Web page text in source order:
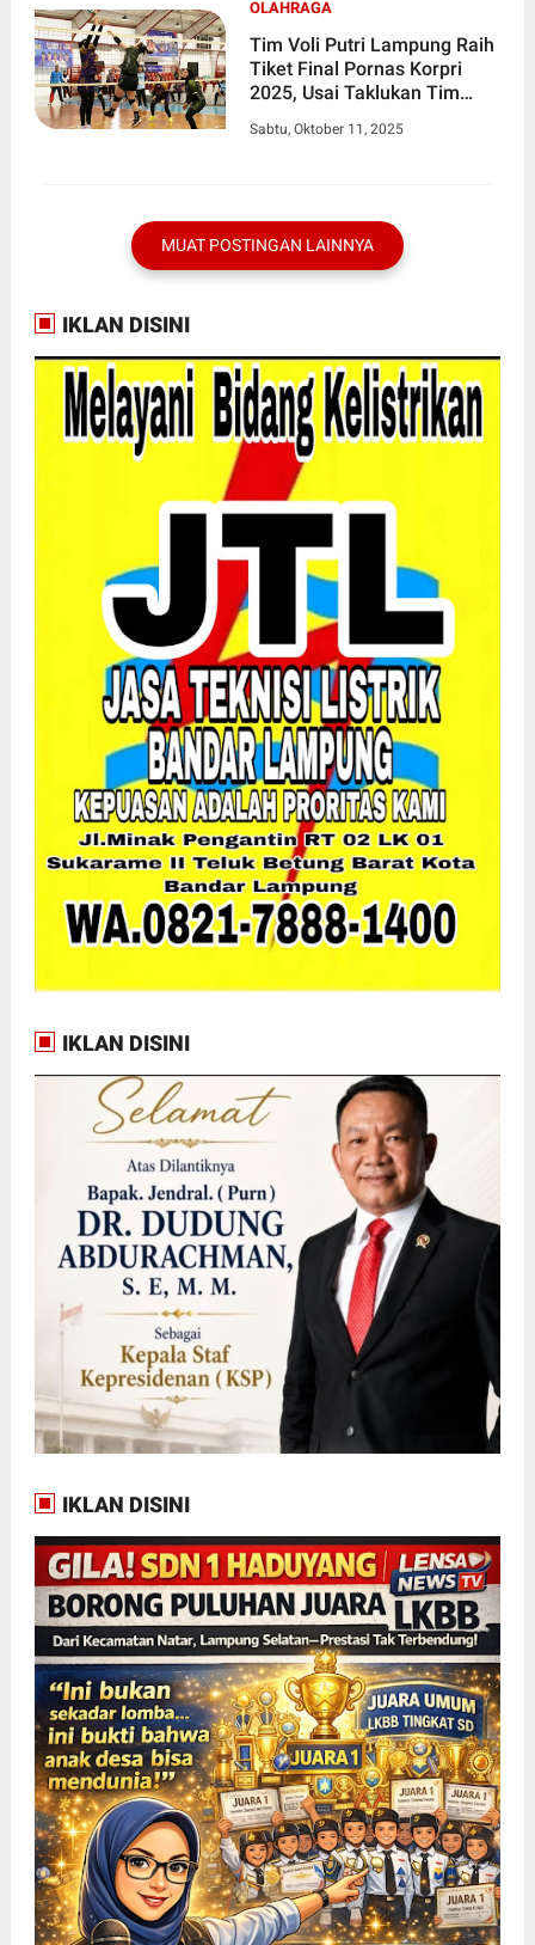
OLAHRAGA
Tim Voli Putri Lampung Raih
Tiket Final Pornas Korpri
2025, Usai Taklukan Tim
Sabtu, Oktober 11, 2025
MUAT POSTINGAN LAINNYA
IKLAN DISINI
IKLAN DISINI
IKLAN DISINI